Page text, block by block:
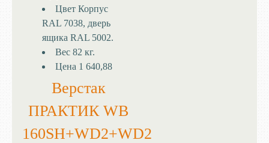
Цвет Корпус
RAL 7038, дверь
ящика RAL 5002.
Вес 82 кг.
Цена 1 640,88
Верстак
ПРАКТИК WB
160SH+WD2+WD2